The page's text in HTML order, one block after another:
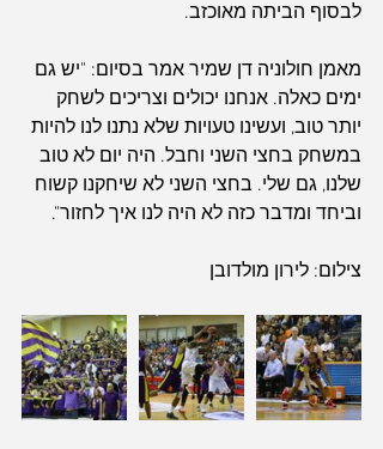
לבסוף הביתה מאוכזב.
מאמן חולוניה דן שמיר אמר בסיום: "יש גם
ימים כאלה. אנחנו יכולים וצריכים לשחק
יותר טוב, ועשינו טעויות שלא נתנו לנו להיות
במשחק בחצי השני וחבל. היה יום לא טוב
שלנו, גם שלי. בחצי השני לא שיחקנו קשוח
וביחד ומדבר כזה לא היה לנו איך לחזור".
צילום: לירון מולדובן